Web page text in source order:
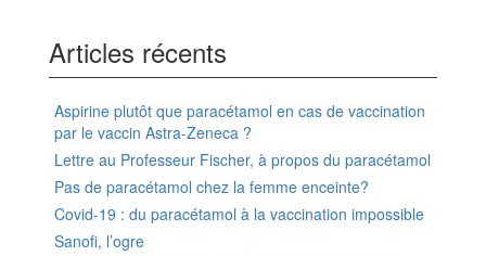
Articles récents
Aspirine plutôt que paracétamol en cas de vaccination
par le vaccin Astra-Zeneca ?
Lettre au Professeur Fischer, à propos du paracétamol
Pas de paracétamol chez la femme enceinte?
Covid-19 : du paracétamol à la vaccination impossible
Sanofi, l’ogre